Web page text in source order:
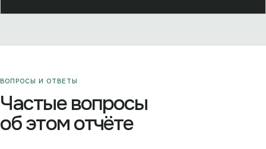
ВОПРОСЫ И ОТВЕТЫ
Частые вопросы
об этом отчёте